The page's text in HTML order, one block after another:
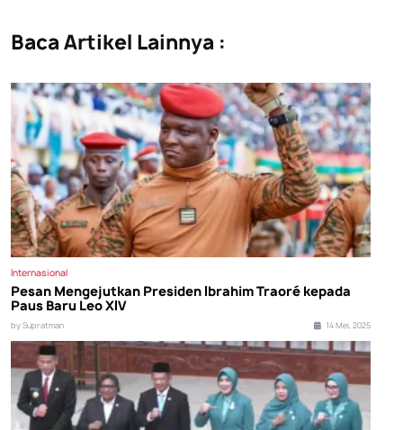
Baca Artikel Lainnya :
Internasional
Pesan Mengejutkan Presiden Ibrahim Traoré kepada
Paus Baru Leo XIV
by Supratman 14 Mei, 2025